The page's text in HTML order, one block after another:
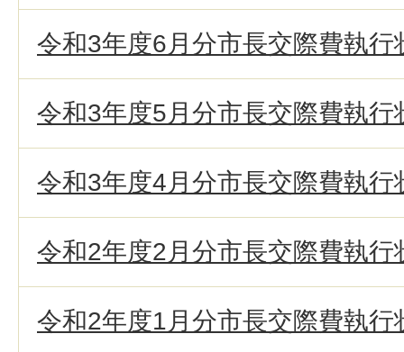
令和3年度6月分市長交際費執行
令和3年度5月分市長交際費執行
令和3年度4月分市長交際費執行
令和2年度2月分市長交際費執行
令和2年度1月分市長交際費執行